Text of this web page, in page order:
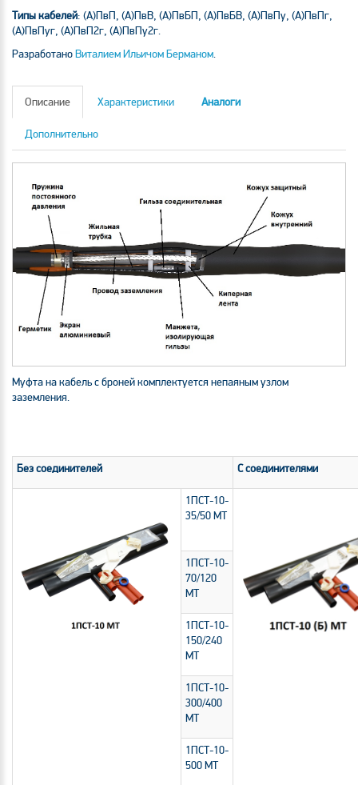
Типы кабелей: (А)ПвП, (А)ПвВ, (А)ПвБП, (А)ПвБВ, (А)ПвПу, (А)ПвПг,
(А)ПвПуг, (А)ПвП2г, (А)ПвПу2г.
РазработаноВиталием Ильичом Берманом.
Описание Характеристики Аналоги
Дополнительно
Муфта на кабель с броней комплектуется непаяным узлом
заземления.
Без соединителей С соединителями
1ПСТ-10-
35/50 МТ
1ПСТ-10-
70/120
МТ
1ПСТ-10-
150/240
МТ
1ПСТ-10-
300/400
МТ
1ПСТ-10-
500 МТ